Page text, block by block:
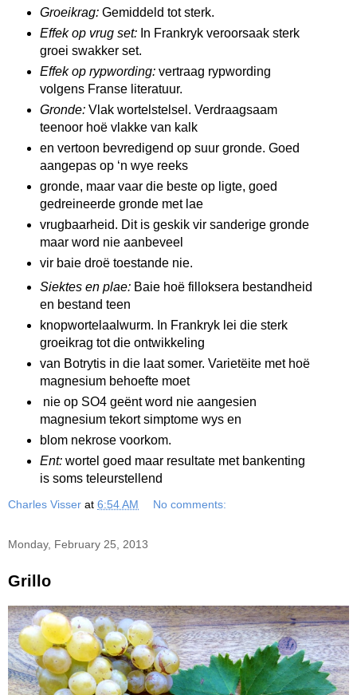
Groeikrag:Gemiddeld tot sterk.
Effek op vrug set:In Frankryk veroorsaak sterk
groei swakker set.
Effek op rypwording:vertraag rypwording
volgens Franse literatuur.
Gronde:Vlak wortelstelsel. Verdraagsaam
teenoor hoë vlakke van kalk
en vertoon bevredigend op suur gronde. Goed
aangepas op ‘n wye reeks
gronde, maar vaar die beste op ligte, goed
gedreineerde gronde met lae
vrugbaarheid. Dit is geskik vir sanderige gronde
maar word nie aanbeveel
vir baie droë toestande nie.
Siektes en plae:Baie hoë filloksera bestandheid
en bestand teen
knopwortelaalwurm. In Frankryk lei die sterk
groeikrag tot die ontwikkeling
van Botrytis in die laat somer. Varietëite met hoë
magnesium behoefte moet
nie op SO4 geënt word nie aangesien
magnesium tekort simptome wys en
blom nekrose voorkom.
Ent:wortel goed maar resultate met bankenting
is soms teleurstellend
Charles Visser at 6:54 AM No comments:
Monday, February 25, 2013
Grillo